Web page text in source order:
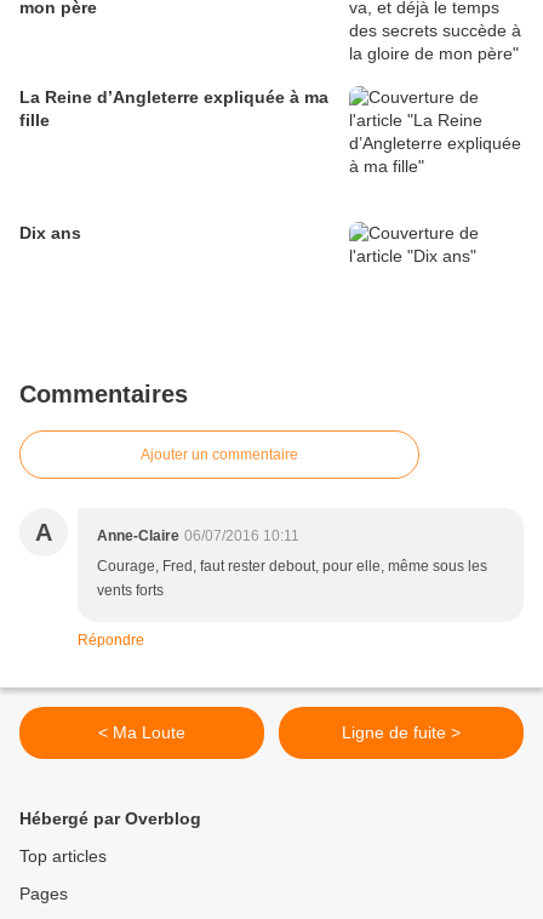
mon père
La Reine d’Angleterre expliquée à ma
fille
Dix ans
Commentaires
Ajouter un commentaire
A Anne-Claire 06/07/2016 10:11
Courage, Fred, faut rester debout, pour elle, même sous les
vents forts
Répondre
< Ma Loute Ligne de fuite >
Hébergé par Overblog
Top articles
Pages